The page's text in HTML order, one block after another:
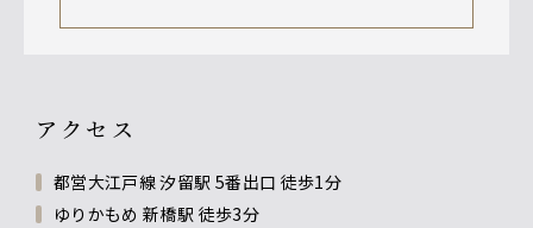
アクセス
都営大江戸線 汐留駅 5番出口 徒歩1分
ゆりかもめ 新橋駅 徒歩3分